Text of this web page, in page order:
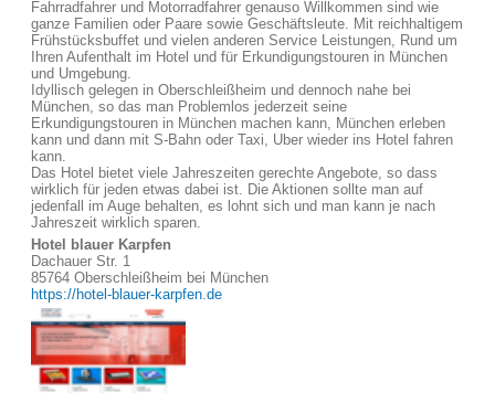
Fahrradfahrer und Motorradfahrer genauso Willkommen sind wie
ganze Familien oder Paare sowie Geschäftsleute. Mit reichhaltigem
Frühstücksbuffet und vielen anderen Service Leistungen, Rund um
Ihren Aufenthalt im Hotel und für Erkundigungstouren in München
und Umgebung.
Idyllisch gelegen in Oberschleißheim und dennoch nahe bei
München, so das man Problemlos jederzeit seine
Erkundigungstouren in München machen kann, München erleben
kann und dann mit S-Bahn oder Taxi, Uber wieder ins Hotel fahren
kann.
Das Hotel bietet viele Jahreszeiten gerechte Angebote, so dass
wirklich für jeden etwas dabei ist. Die Aktionen sollte man auf
jedenfall im Auge behalten, es lohnt sich und man kann je nach
Jahreszeit wirklich sparen.
Hotel blauer Karpfen
Dachauer Str. 1
85764 Oberschleißheim bei München
https://hotel-blauer-karpfen.de